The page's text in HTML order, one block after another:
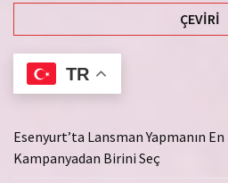
ÇEVIRI
TR
Esenyurt’ta Lansman Yapmanın En
Kampanyadan Birini Seç